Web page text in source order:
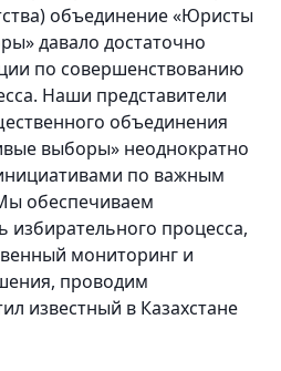
объединение «Юристы
давало достаточно
по совершенствованию
Наши представители
объединения
выборы» неоднократно
по важным
обеспечиваем
избирательного процесса,
мониторинг и
проводим
известный в Казахстане